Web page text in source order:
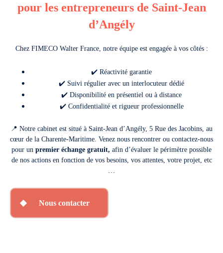
pour les entrepreneurs de Saint-Jean
d’Angély
Chez FIMECO Walter France, notre équipe est engagée à vos côtés :
✔️ Réactivité garantie
✔️ Suivi régulier avec un interlocuteur dédié
✔️ Disponibilité en présentiel ou à distance
✔️ Confidentialité et rigueur professionnelle
📍 Notre cabinet est situé à Saint-Jean d’Angély, 5 Rue des Jacobins, au
cœur de la Charente-Maritime. Venez nous rencontrer ou contactez-nous
pour un premier échange gratuit, afin d’évaluer le périmètre possible
de nos actions en fonction de vos besoins, vos attentes, votre projet, etc
…
Nous contacter